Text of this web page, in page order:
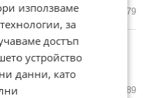
5 579
за "дълъг
Георгиев, Сарафов и
6 689
използваме
за
достъп
устройство
данни, като